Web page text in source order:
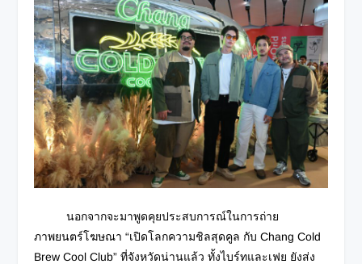
นอกจากจะมาพูดคุยประสบการณ์ในการถ่าย
ภาพยนตร์โฆษณา “เปิดโลกความชิลสุดคูล กับ Chang Cold
Brew Cool Club” ที่จังหวัดน่านแล้ว ทั้งไบร์ทและเฟย ยังส่ง